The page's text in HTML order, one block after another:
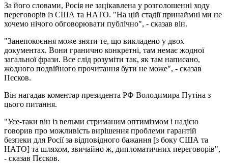
За його словами, Росія не зацікавлена ​​у розголошенні ходу
переговорів із США та НАТО. "На цій стадії принаймні ми не
хочемо нічого обговорювати публічно", - сказав він.
"Занепокоєння може зняти те, що викладено у двох
документах. Вони гранично конкретні, там немає жодної
загальної фрази. Все слід розуміти так, як там написано,
жодного подвійного прочитання бути не може", - сказав
Пєсков.
Він нагадав коментар президента РФ Володимира Путіна з
цього питання.
"Усе-таки він із вельми стриманим оптимізмом і надією
говорив про можливість вирішення проблеми гарантій
безпеки для Росії за відповідного бажання [з боку США та
НАТО] та шляхом, звичайно ж, дипломатичних переговорів",
- сказав Пєсков.